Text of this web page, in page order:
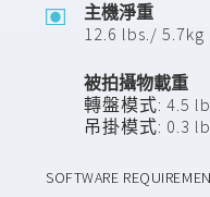
主機淨重
12.6 lbs./ 5.7kg
被拍攝物載重
轉盤模式: 4.5
吊掛模式: 0.3
SOFTWARE